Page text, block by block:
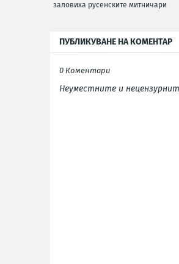
заловиха русенските митничари
ПУБЛИКУВАНЕ НА КОМЕНТАР
0 Коментари
Неуместните и